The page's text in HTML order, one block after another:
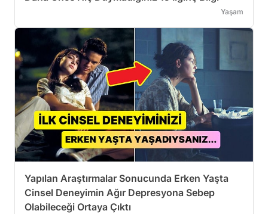
Yaşam
Yapılan Araştırmalar Sonucunda Erken Yaşta
Cinsel Deneyimin Ağır Depresyona Sebep
Olabileceği Ortaya Çıktı